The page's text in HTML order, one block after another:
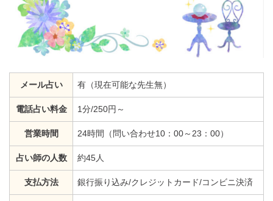
メール占い 有（現在可能な先生無）
電話占い料金 1分/250円～
営業時間 24時間（問い合わせ10：00～23：00）
占い師の人数 約45人
支払方法 銀行振り込み/クレジットカード/コンビニ決済